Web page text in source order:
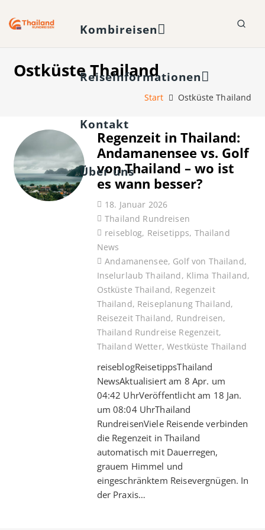
Kombireisen
Reiseinformationen
Kontakt
Über uns
Ostküste Thailand
Start Ostküste Thailand
Regenzeit in Thailand:
Andamanensee vs. Golf
von Thailand – wo ist
es wann besser?
18. Januar 2026
Thailand Rundreisen
reiseblog, Reisetipps, Thailand
News
Andamanensee, Golf von Thailand,
Inselurlaub Thailand, Klima Thailand,
Ostküste Thailand, Regenzeit
Thailand, Reiseplanung Thailand,
Reisezeit Thailand, Rundreisen,
Thailand Rundreise Regenzeit,
Thailand Wetter,Westküste Thailand
reiseblogReisetippsThailand
NewsAktualisiert am 8 Apr. um
04:42 UhrVeröffentlicht am 18 Jan.
um 08:04 UhrThailand
RundreisenViele Reisende verbinden
die Regenzeit in Thailand
automatisch mit Dauerregen,
grauem Himmel und
eingeschränktem Reisevergnügen. In
der Praxis…